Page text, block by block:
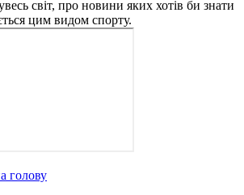
світ, про новини яких хотів би знати
цим видом спорту.
голову